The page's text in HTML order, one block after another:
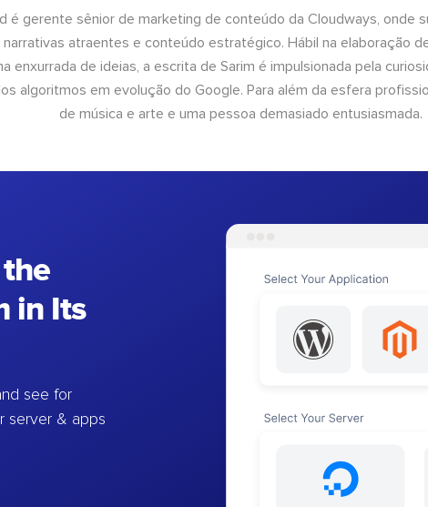
é gerente sênior de marketing de conteúdo da Cloudways, onde
narrativas atraentes e conteúdo estratégico. Hábil na elaboração
enxurrada de ideias, a escrita de Sarim é impulsionada pela
algoritmos em evolução do Google. Para além da esfera
de música e arte e uma pessoa demasiado entusiasmada.
in Its
see for
server & apps